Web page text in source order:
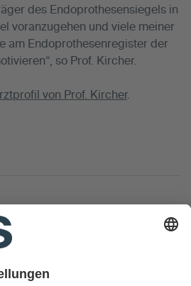
des Endoprothesensiegels in
voranzugehen und viele meiner
am Endoprothesenregister der
so Prof. Kircher.
von Prof. Kircher.